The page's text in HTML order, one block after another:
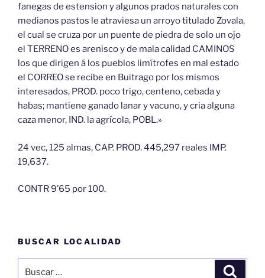
fanegas de estension y algunos prados naturales con
medianos pastos le atraviesa un arroyo titulado Zovala,
el cual se cruza por un puente de piedra de solo un ojo
el TERRENO es arenisco y de mala calidad CAMINOS
los que dirigen á los pueblos limítrofes en mal estado
el CORREO se recibe en Buitrago por los mismos
interesados, PROD. poco trigo, centeno, cebada y
habas; mantiene ganado lanar y vacuno, y cria alguna
caza menor, IND. la agrícola, POBL.»
24 vec, 125 almas, CAP. PROD. 445,297 reales IMP.
19,637.
CONTR 9’65 por 100.
BUSCAR LOCALIDAD